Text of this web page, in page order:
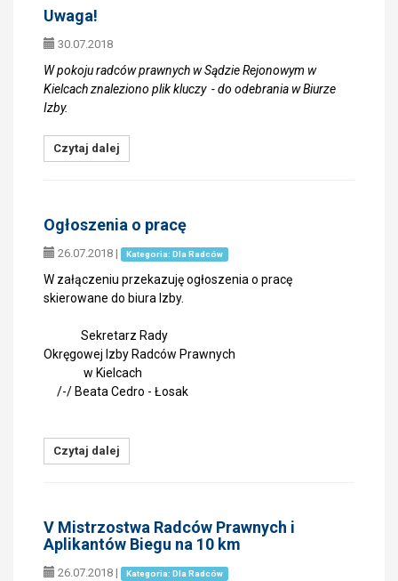
Uwaga!
30.07.2018
W pokoju radców prawnych w Sądzie Rejonowym w
Kielcach znaleziono plik kluczy - do odebrania w Biurze
Izby.
Czytaj dalej
Ogłoszenia o pracę
26.07.2018 | Kategoria: Dla Radców
W załączeniu przekazuję ogłoszenia o pracę
skierowane do biura Izby.
Sekretarz Rady
Okręgowej Izby Radców Prawnych
w Kielcach
/-/ Beata Cedro - Łosak
Czytaj dalej
V Mistrzostwa Radców Prawnych i
Aplikantów Biegu na 10 km
26.07.2018 | Kategoria: Dla Radców